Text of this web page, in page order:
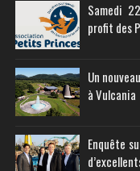
Samedi
profit des
Un
à Vulcania
Enquête